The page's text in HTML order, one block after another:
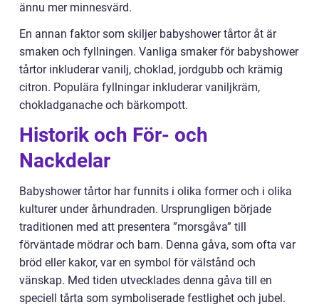
ännu mer minnesvärd.
En annan faktor som skiljer babyshower tårtor åt är
smaken och fyllningen. Vanliga smaker för babyshower
tårtor inkluderar vanilj, choklad, jordgubb och krämig
citron. Populära fyllningar inkluderar vaniljkräm,
chokladganache och bärkompott.
Historik och För- och
Nackdelar
Babyshower tårtor har funnits i olika former och i olika
kulturer under århundraden. Ursprungligen började
traditionen med att presentera ”morsgåva” till
förväntade mödrar och barn. Denna gåva, som ofta var
bröd eller kakor, var en symbol för välstånd och
vänskap. Med tiden utvecklades denna gåva till en
speciell tårta som symboliserade festlighet och jubel.